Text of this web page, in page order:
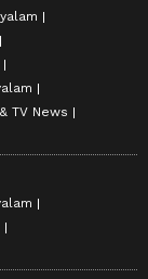
TV News